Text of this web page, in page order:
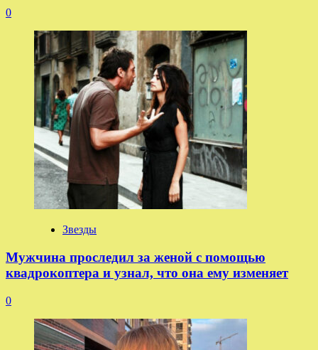
0
Звезды
Мужчина проследил за женой с помощью
квадрокоптера и узнал, что она ему изменяет
0